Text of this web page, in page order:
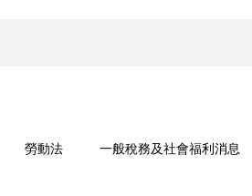
勞動法 一般稅務及社會福利消息